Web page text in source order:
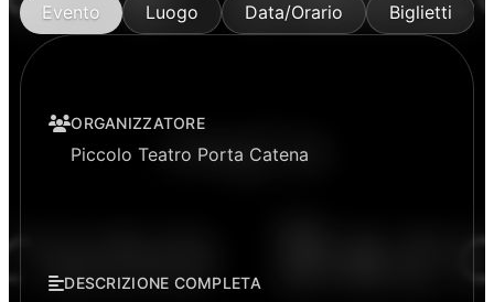
Evento Luogo Data/Orario Biglietti
ORGANIZZATORE
Piccolo Teatro Porta Catena
DESCRIZIONE COMPLETA